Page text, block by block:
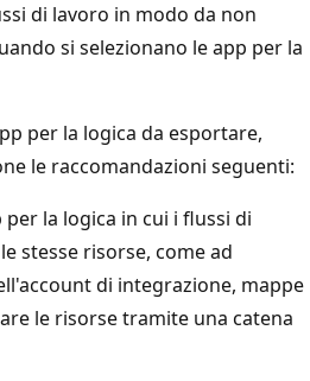
di lavoro in modo da non
si selezionano le app per la
per la logica da esportare,
le raccomandazioni seguenti:
la logica in cui i flussi di
stesse risorse, come ad
di integrazione, mappe
le risorse tramite una catena